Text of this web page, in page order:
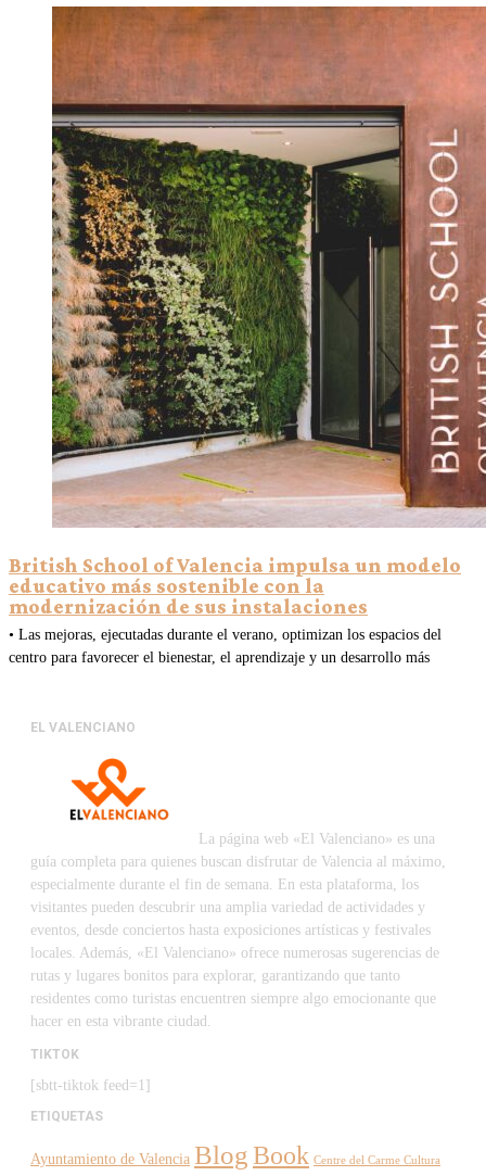
British School of Valencia impulsa un modelo
educativo más sostenible con la
modernización de sus instalaciones
• Las mejoras, ejecutadas durante el verano, optimizan los espacios del
centro para favorecer el bienestar, el aprendizaje y un desarrollo más
EL VALENCIANO
La página web «El Valenciano» es una
guía completa para quienes buscan disfrutar de Valencia al máximo,
especialmente durante el fin de semana. En esta plataforma, los
visitantes pueden descubrir una amplia variedad de actividades y
eventos, desde conciertos hasta exposiciones artísticas y festivales
locales. Además, «El Valenciano» ofrece numerosas sugerencias de
rutas y lugares bonitos para explorar, garantizando que tanto
residentes como turistas encuentren siempre algo emocionante que
hacer en esta vibrante ciudad.
TIKTOK
[sbtt-tiktok feed=1]
ETIQUETAS
Ayuntamiento de Valencia BlogBook Centre del Carme Cultura